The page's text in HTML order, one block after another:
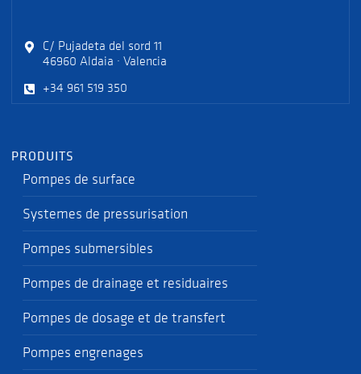
C/ Pujadeta del sord 11
46960 Aldaia · Valencia
+34 961 519 350
PRODUITS
Pompes de surface
Systemes de pressurisation
Pompes submersibles
Pompes de drainage et residuaires
Pompes de dosage et de transfert
Pompes engrenages